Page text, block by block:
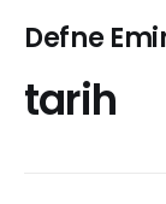
Defne
tarih